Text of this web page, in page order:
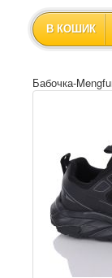
В КОШИК
Бабочка-